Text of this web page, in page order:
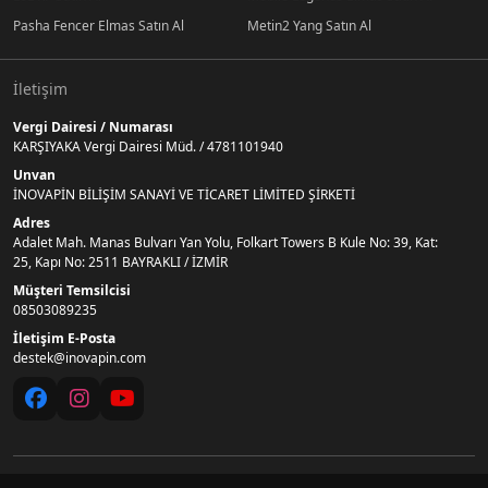
Pasha Fencer Elmas Satın Al
Metin2 Yang Satın Al
İletişim
Vergi Dairesi / Numarası
KARŞIYAKA Vergi Dairesi Müd. / 4781101940
Unvan
İNOVAPİN BİLİŞİM SANAYİ VE TİCARET LİMİTED ŞİRKETİ
Adres
Adalet Mah. Manas Bulvarı Yan Yolu, Folkart Towers B Kule No: 39, Kat:
25, Kapı No: 2511 BAYRAKLI / İZMİR
Müşteri Temsilcisi
08503089235
İletişim E-Posta
destek@inovapin.com